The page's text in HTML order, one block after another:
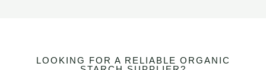
LOOKING FOR A RELIABLE ORGANIC